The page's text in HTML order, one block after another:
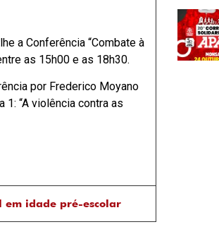
a Conferência “Combate à
as 15h00 e as 18h30.
por Frederico Moyano
1: “A violência contra as
em idade pré-escolar